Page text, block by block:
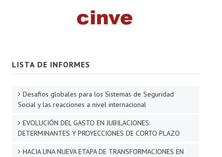
LISTA DE INFORMES
Desafios globales para los Sistemas de Seguridad
Social y las reacciones a nivel internacional
EVOLUCIÓN DEL GASTO EN JUBILACIONES:
DETERMINANTES Y PROYECCIONES DE CORTO PLAZO
HACIA UNA NUEVA ETAPA DE TRANSFORMACIONES EN